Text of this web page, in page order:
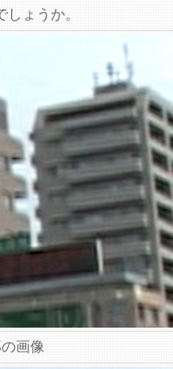
ょうか。
画像